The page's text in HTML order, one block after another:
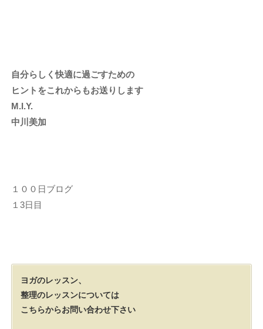
自分らしく快適に過ごすための
ヒントをこれからもお送りします
M.I.Y.
中川美加
１００日ブログ
１3日目
ヨガのレッスン、
整理のレッスンについては
こちらからお問い合わせ下さい